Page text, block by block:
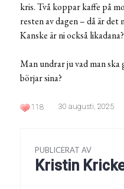
kris. Två koppar kaffe på
resten av dagen – då är det
Kanske är ni också likadana?
Man undrar ju vad man
börjar sina?
118 30 augusti, 2025
PUBLICERAT AV
Kristin